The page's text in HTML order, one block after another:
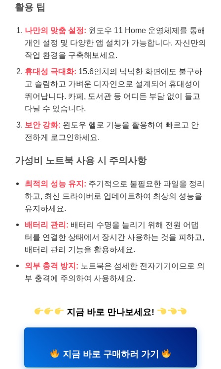
활용 팁
나만의 맞춤 설정: 윈도우 11 Home 운영체제를 통해
개인 설정 및 다양한 앱 설치가 가능합니다. 자신만의
작업 환경을 구축해보세요.
휴대성 극대화: 15.6인치의 넉넉한 화면에도 불구하
고 슬림하고 가벼운 디자인으로 설계되어 휴대성이
뛰어납니다. 카페, 도서관 등 어디든 부담 없이 들고
다닐 수 있습니다.
보안 강화: 윈도우 헬로 기능을 활용하여 빠르고 안
전하게 로그인하세요.
가성비 노트북 사용 시 주의사항
최적의 성능 유지: 주기적으로 불필요한 파일을 정리
하고, 최신 드라이버로 업데이트하여 최상의 성능을
유지하세요.
배터리 관리: 배터리 수명을 늘리기 위해 전원 어댑
터를 연결한 상태에서 장시간 사용하는 것을 피하고,
배터리 관리 기능을 활용하세요.
외부 충격 방지: 노트북은 섬세한 전자기기이므로 외
부 충격에 주의하여 사용하세요.
지금 바로 만나보세요!
지금 바로 구매하러 가기